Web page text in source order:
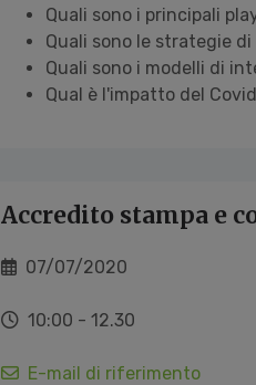
Quali sono i principali
Quali sono le strategie
Quali sono i modelli di
Qual è l'impatto del
Accredito stampa e
07/07/2020
10:00 - 12.30
E-mail di riferimento